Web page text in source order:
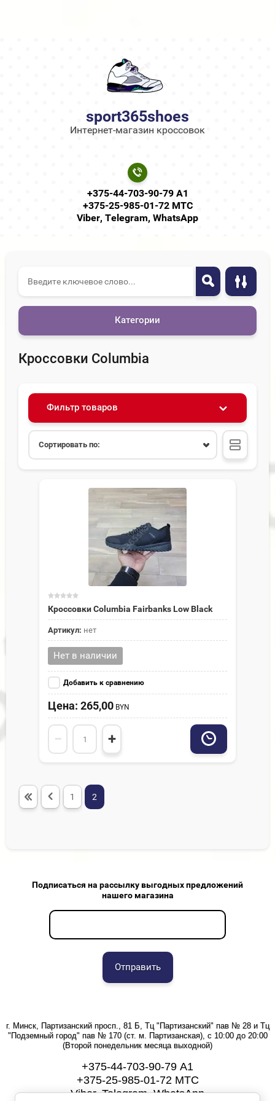
sport365shoes
Интернет-магазин кроссовок
+375-44-703-90-79 А1
+375-25-985-01-72 МТС
Viber, Telegram, WhatsApp
Категории
Кроссовки Columbia
Фильтр товаров
Сортировать по:
Кроссовки Columbia Fairbanks Low Black
Артикул: нет
Нет в наличии
Добавить к сравнению
Цена: 265,00 BYN
− +
1 2
Подписаться на рассылку выгодных предложений
нашего магазина
Отправить
г. Минск, Партизанский просп., 81 Б, Тц "Партизанский" пав № 28 и Тц
"Подземный город" пав № 170 (ст. м. Партизанская), с 10:00 до 20:00
(Второй понедельник месяца выходной)
+375-44-703-90-79 А1
+375-25-985-01-72 МТС
Viber, Telegram, WhatsApp